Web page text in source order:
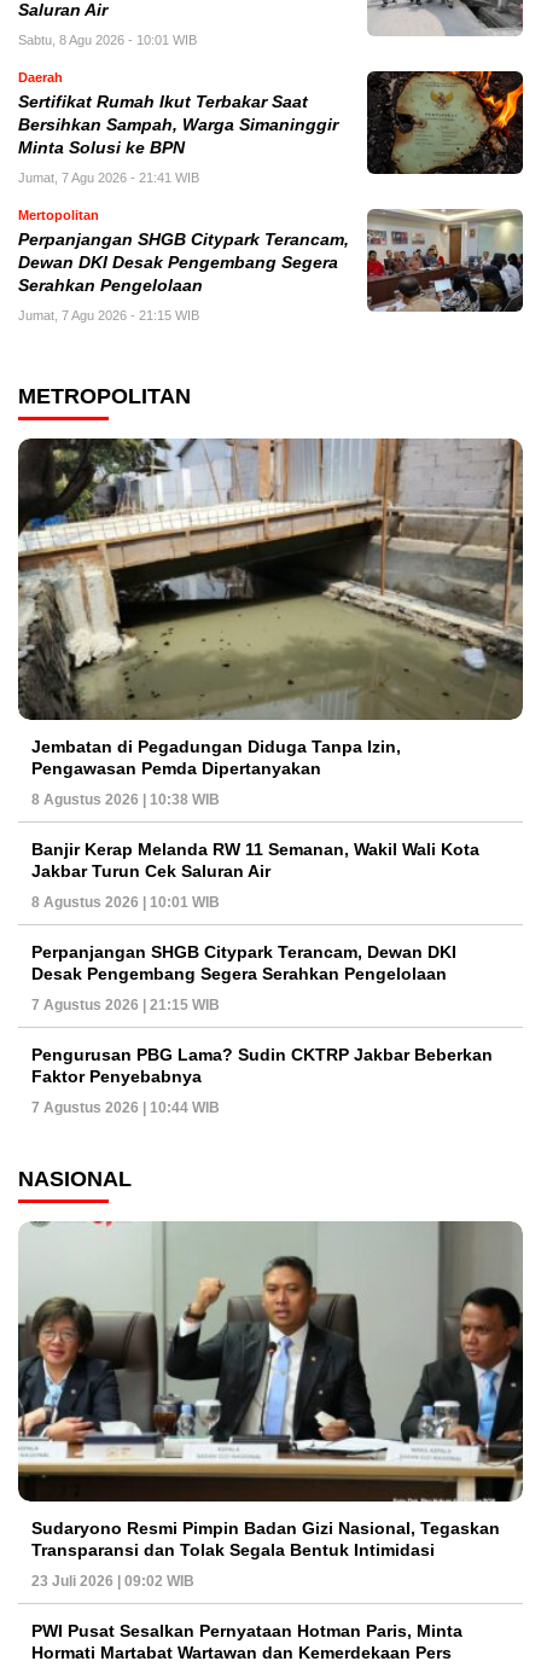
Saluran Air
Sabtu, 8 Agu 2026 - 10:01 WIB
Daerah
Sertifikat Rumah Ikut Terbakar Saat
Bersihkan Sampah, Warga Simaninggir
Minta Solusi ke BPN
Jumat, 7 Agu 2026 - 21:41 WIB
Mertopolitan
Perpanjangan SHGB Citypark Terancam,
Dewan DKI Desak Pengembang Segera
Serahkan Pengelolaan
Jumat, 7 Agu 2026 - 21:15 WIB
METROPOLITAN
Jembatan di Pegadungan Diduga Tanpa Izin,
Pengawasan Pemda Dipertanyakan
8 Agustus 2026 | 10:38 WIB
Banjir Kerap Melanda RW 11 Semanan, Wakil Wali Kota
Jakbar Turun Cek Saluran Air
8 Agustus 2026 | 10:01 WIB
Perpanjangan SHGB Citypark Terancam, Dewan DKI
Desak Pengembang Segera Serahkan Pengelolaan
7 Agustus 2026 | 21:15 WIB
Pengurusan PBG Lama? Sudin CKTRP Jakbar Beberkan
Faktor Penyebabnya
7 Agustus 2026 | 10:44 WIB
NASIONAL
Sudaryono Resmi Pimpin Badan Gizi Nasional, Tegaskan
Transparansi dan Tolak Segala Bentuk Intimidasi
23 Juli 2026 | 09:02 WIB
PWI Pusat Sesalkan Pernyataan Hotman Paris, Minta
Hormati Martabat Wartawan dan Kemerdekaan Pers